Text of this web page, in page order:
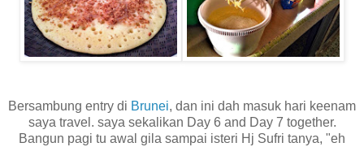
Bersambung entry di Brunei, dan ini dah masuk hari keenam
saya travel. saya sekalikan Day 6 and Day 7 together.
Bangun pagi tu awal gila sampai isteri Hj Sufri tanya, "eh